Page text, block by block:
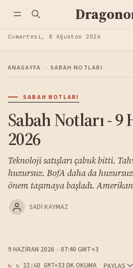
Cumartesi, 8 Ağustos 2026
ANASAYFA › SABAH NOTLARI
SABAH NOTLARI
Sabah Notları - 9
2026
Teknoloji satışları çabuk bitti.
huzursuz. BofA daha da
önem taşımaya başladı.
SADI KAYMAZ
9 HAZIRAN 2026 07:40 GMT+3
↻ 13:40 GMT+33 DK OKUMA PAYLAŞ